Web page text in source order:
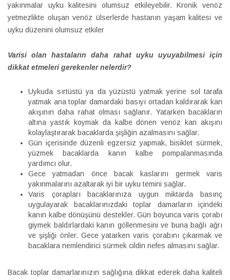
yakınmalar uyku kalitesini olumsuz etkileyebilir. Kronik venöz
yetmezlikte oluşan venöz ülserlerde hastanın yaşam kalitesi ve
uyku düzenini olumsuz etkiler
Varisi olan hastaların daha rahat uyku uyuyabilmesi için
dikkat etmeleri gerekenler nelerdir?
Uykuda sırtüstü ya da yüzüstü yatmak yerine sol tarafa
yatmak ana toplar damardaki basıyı ortadan kaldırarak kan
akışının daha rahat olması sağlanır. Yatarken bacakların
altına yastık koymak da kalbe dönen venöz kan akışını
kolaylaştırarak bacaklarda şişliğin azalmasını sağlar.
Gün içerisinde düzenli egzersiz yapmak, bisiklet sürmek,
yüzmek bacaklarda kanın kalbe pompalanmasında
yardımcı olur.
Gece yatmadan önce bacak kaslarını germek varis
yakınmalarını azaltarak iyi bir uyku temini sağlar.
Varis çorapları bacaklarınıza uygun miktarda basınç
uygulayarak bacaklarınızdaki toplar damarların içindeki
kanın kalbe dönüşünü destekler. Gün boyunca varis çorabı
giymek baldırlardaki kanın göllenmesini ve buna bağlı ağrı
ve şişliği önler. Gece yatarken varis çorabını çıkarmak ve
bacaklara nemlendirici sürmek cildin nefes almasını sağlar.
Bacak toplar damarlarınızın sağlığına dikkat ederek daha kaliteli